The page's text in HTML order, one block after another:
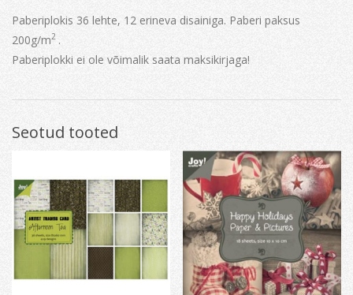
Paberiplokis 36 lehte, 12 erineva disainiga. Paberi paksus
200g/m2 .
Paberiplokki ei ole võimalik saata maksikirjaga!
Seotud tooted